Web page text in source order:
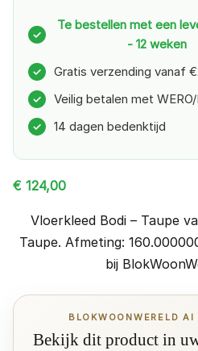
✓
Te bestellen met een
- 12 weken
✓ Gratis verzending vanaf
✓ Veilig betalen met
✓ 14 dagen bedenktijd
€ 124,00
Vloerkleed Bodi – Taupe
Taupe. Afmeting:
bij
BLOKWOONWERELD AI
Bekijk dit product in